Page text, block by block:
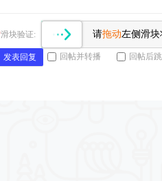
滑块验证: 请拖动左侧滑
发表回复 回帖并转播 回帖后